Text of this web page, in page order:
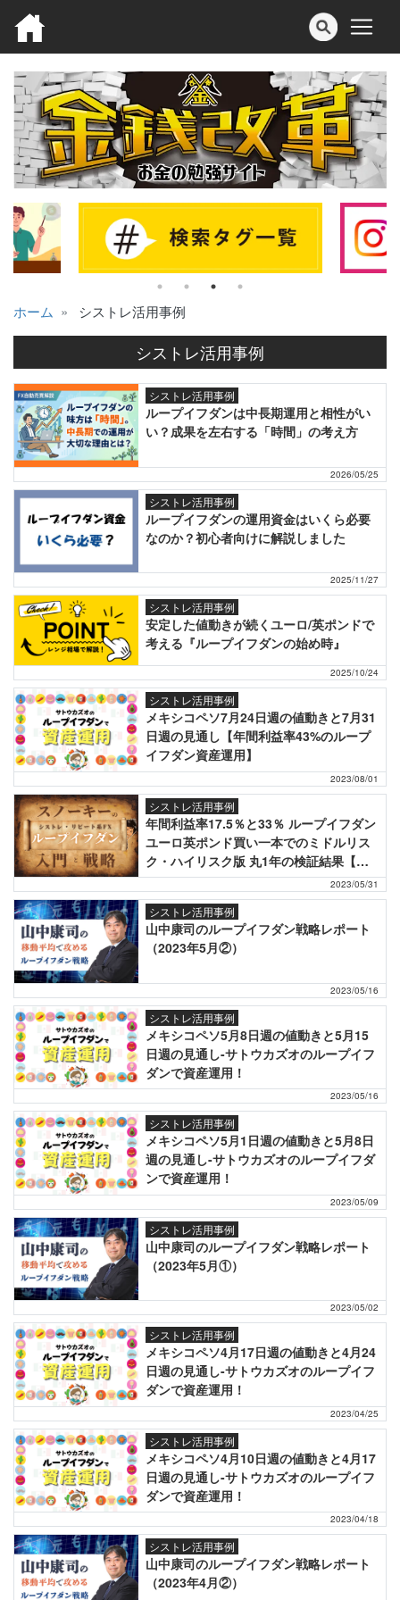
ホーム シストレ活用事例
シストレ活用事例
シストレ活用事例
ループイフダンは中長期運用と相性がい
い？成果を左右する「時間」の考え方
2026/05/25
シストレ活用事例
ループイフダンの運用資金はいくら必要
なのか？初心者向けに解説しました
2025/11/27
シストレ活用事例
安定した値動きが続くユーロ/英ポンドで
考える『ループイフダンの始め時』
2025/10/24
シストレ活用事例
メキシコペソ7月24日週の値動きと7月31
日週の見通し【年間利益率43%のループ
イフダン資産運用】
2023/08/01
シストレ活用事例
年間利益率17.5％と33％ ループイフダン
ユーロ英ポンド買い一本でのミドルリス
ク・ハイリスク版 丸1年の検証結果【ス
ノーキー】
2023/05/31
シストレ活用事例
山中康司のループイフダン戦略レポート
（2023年5月②）
2023/05/16
シストレ活用事例
メキシコペソ5月8日週の値動きと5月15
日週の見通し-サトウカズオのループイフ
ダンで資産運用！
2023/05/16
シストレ活用事例
メキシコペソ5月1日週の値動きと5月8日
週の見通し-サトウカズオのループイフダ
ンで資産運用！
2023/05/09
シストレ活用事例
山中康司のループイフダン戦略レポート
（2023年5月①）
2023/05/02
シストレ活用事例
メキシコペソ4月17日週の値動きと4月24
日週の見通し-サトウカズオのループイフ
ダンで資産運用！
2023/04/25
シストレ活用事例
メキシコペソ4月10日週の値動きと4月17
日週の見通し-サトウカズオのループイフ
ダンで資産運用！
2023/04/18
シストレ活用事例
山中康司のループイフダン戦略レポート
（2023年4月②）